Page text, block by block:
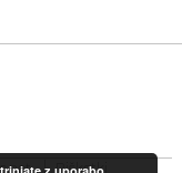
Piškotki